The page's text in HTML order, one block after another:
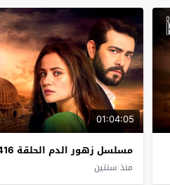
01:04:05
مسلسل زهور الدم الحلقة 416
منذ سنتين